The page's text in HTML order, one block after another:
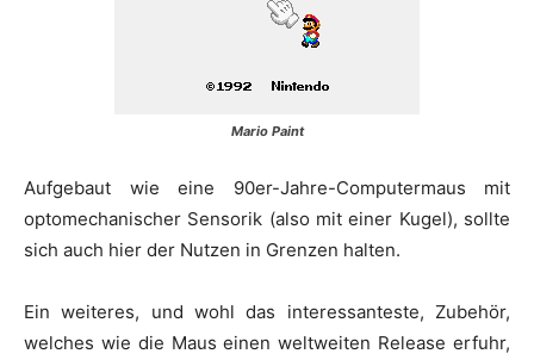
Mario Paint
Aufgebaut wie eine 90er-Jahre-Computermaus mit
optomechanischer Sensorik (also mit einer Kugel), sollte
sich auch hier der Nutzen in Grenzen halten.
Ein weiteres, und wohl das interessanteste, Zubehör,
welches wie die Maus einen weltweiten Release erfuhr,